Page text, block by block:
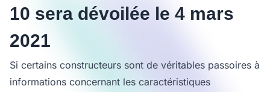
10 sera dévoilée le 4 mars
2021
Si certains constructeurs sont de véritables passoires à
informations concernant les caractéristiques